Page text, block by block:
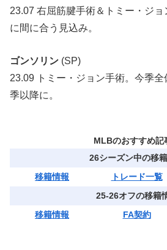
23.07 右屈筋腱手術＆トミー・ジ
に間に合う見込み。
ゴンソリン (SP)
23.09 トミー・ジョン手術。今季
季以降に。
MLBのおすすめ記
26シーズン中の移
移籍情報
トレード一覧
25-26オフの移籍
移籍情報
FA契約